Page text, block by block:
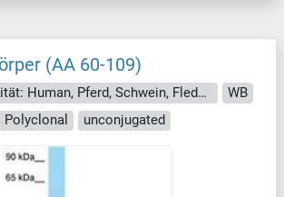
(AA 60-109)
Reaktivität: Human, Pferd, Schwein, Fledermaus
WB
Polyclonal unconjugated